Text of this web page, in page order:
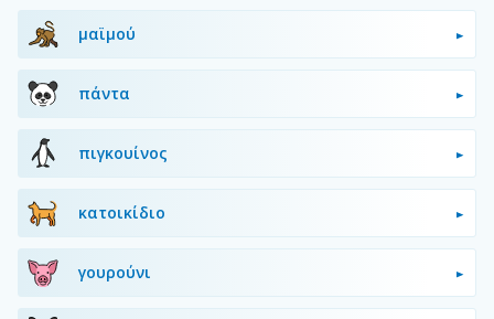
μαϊμού
πάντα
πιγκουίνος
κατοικίδιο
γουρούνι